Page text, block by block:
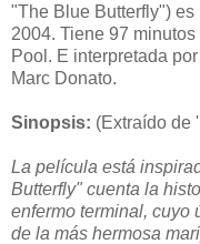
"The Blue Butterfly")
2004. Tiene 97
Pool. E interpretada
Marc Donato.
Sinopsis: (Extraído de
La película está
Butterfly" cuenta la
enfermo terminal, cuyo
de la más hermosa